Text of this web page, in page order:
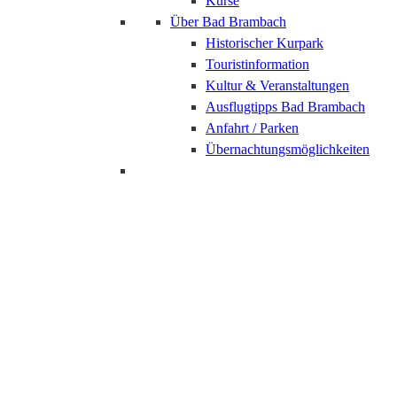
Über Bad Brambach
Historischer Kurpark
Touristinformation
Kultur & Veranstaltungen
Ausflugtipps Bad Brambach
Anfahrt / Parken
Übernachtungsmöglichkeiten